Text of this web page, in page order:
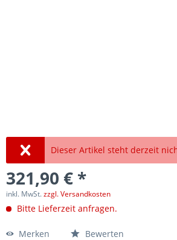
Dieser Artikel steht derzeit
321,90 € *
inkl. MwSt.zzgl. Versandkosten
Bitte Lieferzeit anfragen.
Merken Bewerten